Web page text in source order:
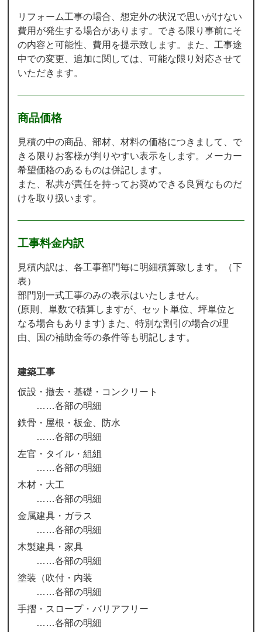
リフォーム工事の場合、想定外の状況で思いがけない
費用が発生する場合があります。できる限り事前にそ
の内容と可能性、費用を提示致します。また、工事途
中での変更、追加に関しては、可能な限り対応させて
いただきます。
商品価格
見積の中の商品、部材、材料の価格につきまして、で
きる限りお客様が判りやすい表示をします。メーカー
希望価格のあるものは併記します。
また、私共が責任を持ってお奨めできる良質なものだ
けを取り扱います。
工事料金内訳
見積内訳は、各工事部門毎に明細積算致します。（下
表）
部門別一式工事のみの表示はいたしません。
(原則、単数で積算しますが、セット単位、坪単位と
なる場合もあります) また、特別な割引の場合の理
由、国の補助金等の条件等も明記します。
建築工事
仮設・撤去・基礎・コンクリート
各部の明細
鉄骨・屋根・板金、防水
各部の明細
左官・タイル・組組
各部の明細
木材・大工
各部の明細
金属建具・ガラス
各部の明細
木製建具・家具
各部の明細
塗装（吹付・内装
各部の明細
手摺・スロープ・バリアフリー
各部の明細